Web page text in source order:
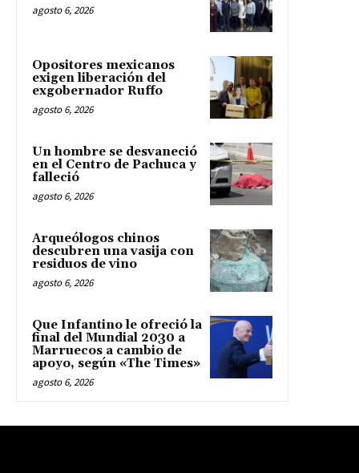
agosto 6, 2026
Opositores mexicanos
exigen liberación del
exgobernador Ruffo
agosto 6, 2026
Un hombre se desvaneció
en el Centro de Pachuca y
falleció
agosto 6, 2026
Arqueólogos chinos
descubren una vasija con
residuos de vino
agosto 6, 2026
Que Infantino le ofreció la
final del Mundial 2030 a
Marruecos a cambio de
apoyo, según «The Times»
agosto 6, 2026